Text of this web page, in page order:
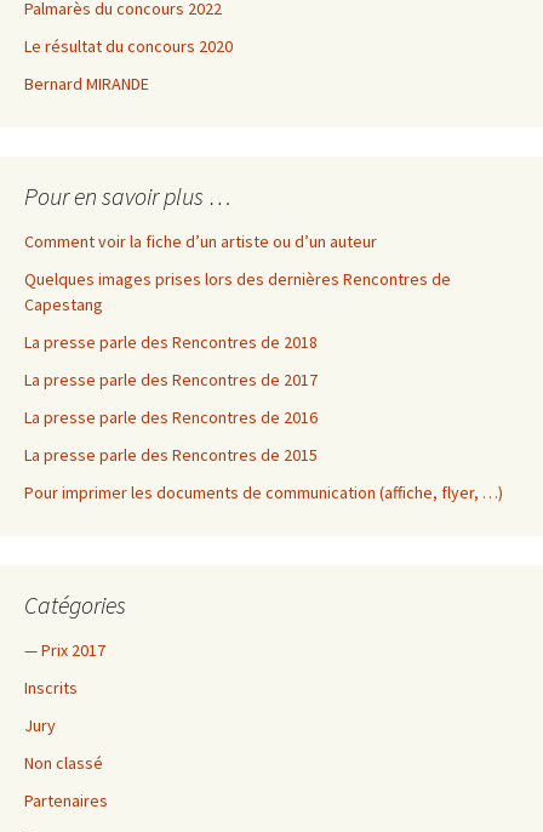
Palmarès du concours 2022
Le résultat du concours 2020
Bernard MIRANDE
Pour en savoir plus …
Comment voir la fiche d’un artiste ou d’un auteur
Quelques images prises lors des dernières Rencontres de
Capestang
La presse parle des Rencontres de 2018
La presse parle des Rencontres de 2017
La presse parle des Rencontres de 2016
La presse parle des Rencontres de 2015
Pour imprimer les documents de communication (affiche, flyer, …)
Catégories
— Prix 2017
Inscrits
Jury
Non classé
Partenaires